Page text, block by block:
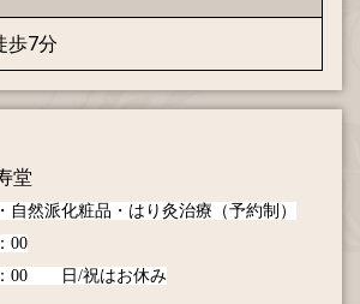
歩7分
堂
自然派化粧品・はり灸治療（予約制）
00
：00
日/祝はお休み